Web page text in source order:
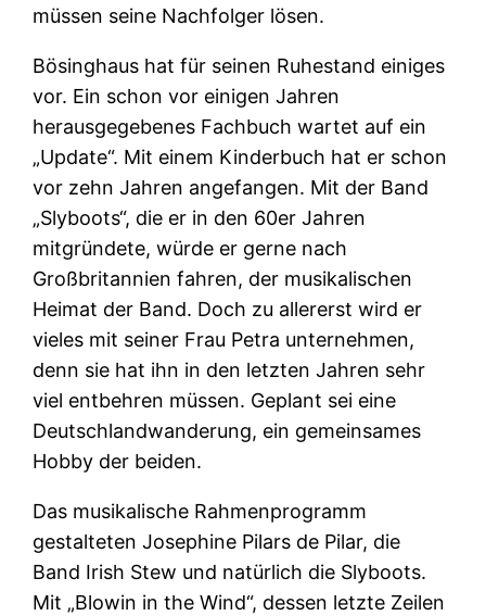
müssen seine Nachfolger lösen.
Bösinghaus hat für seinen Ruhestand einiges
vor. Ein schon vor einigen Jahren
herausgegebenes Fachbuch wartet auf ein
„Update“. Mit einem Kinderbuch hat er schon
vor zehn Jahren angefangen. Mit der Band
„Slyboots“, die er in den 60er Jahren
mitgründete, würde er gerne nach
Großbritannien fahren, der musikalischen
Heimat der Band. Doch zu allererst wird er
vieles mit seiner Frau Petra unternehmen,
denn sie hat ihn in den letzten Jahren sehr
viel entbehren müssen. Geplant sei eine
Deutschlandwanderung, ein gemeinsames
Hobby der beiden.
Das musikalische Rahmenprogramm
gestalteten Josephine Pilars de Pilar, die
Band Irish Stew und natürlich die Slyboots.
Mit „Blowin in the Wind“, dessen letzte Zeilen